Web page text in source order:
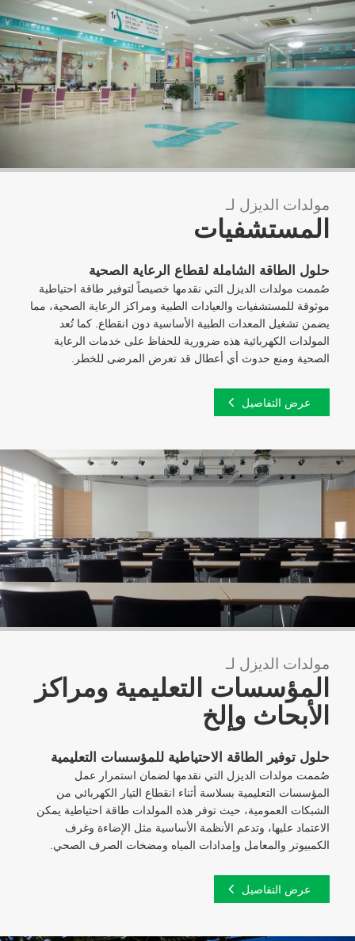
مولدات الديزل لـ
المستشفيات
حلول الطاقة الشاملة لقطاع الرعاية الصحية
صُممت مولدات الديزل التي نقدمها خصيصاً لتوفير طاقة احتياطية
موثوقة للمستشفيات والعيادات الطبية ومراكز الرعاية الصحية، مما
يضمن تشغيل المعدات الطبية الأساسية دون انقطاع. كما تُعد
المولدات الكهربائية هذه ضرورية للحفاظ على خدمات الرعاية
الصحية ومنع حدوث أي أعطال قد تعرض المرضى للخطر.
عرض التفاصيل
مولدات الديزل لـ
المؤسسات التعليمية ومراكز
الأبحاث وإلخ
حلول توفير الطاقة الاحتياطية للمؤسسات التعليمية
صُممت مولدات الديزل التي نقدمها لضمان استمرار عمل
المؤسسات التعليمية بسلاسة أثناء انقطاع التيار الكهربائي من
الشبكات العمومية، حيث توفر هذه المولدات طاقة احتياطية يمكن
الاعتماد عليها، وتدعم الأنظمة الأساسية مثل الإضاءة وغرف
الكمبيوتر والمعامل وإمدادات المياه ومضخات الصرف الصحي.
عرض التفاصيل